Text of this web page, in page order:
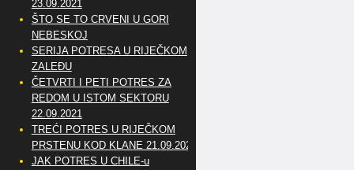
23.09.2021
ŠTO SE TO CRVENI U GORI
NEBESKOJ
SERIJA POTRESA U RIJEČKOM
ZALEĐU
ČETVRTI I PETI POTRES ZA
REDOM U ISTOM SEKTORU
22.09.2021
TREĆI POTRES U RIJEČKOM
PRSTENU KOD KLANE 21.09.2021
JAK POTRES U CHILE-u